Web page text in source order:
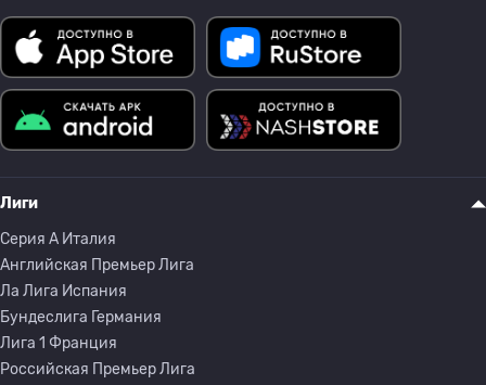
Лиги
Серия A Италия
Английская Премьер Лига
Ла Лига Испания
Бундеслига Германия
Лига 1 Франция
Российская Премьер Лига